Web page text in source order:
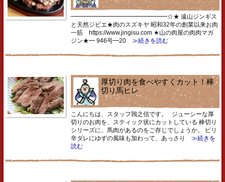
━━━━━━━━━━━━━━━━☆★ 遠山ジンギス
と天然ジビエ★肉のスズキヤ 昭和32年の創業以来お肉
一筋 https://www.jingisu.com ★山の肉屋の肉肉マガ
ジン★━ 946号━20 ≫続きを読む
厚切り肉を食べやすくカット！棒
切り馬ヒレ
こんにちは、スタッフ鶉之信です。 ジューシーな厚
切りのお肉を、スティック状にカットしている 棒切り
シリーズに、馬肉があるのをご存じでしょうか。 ピリ
辛ダレにゆずの風味も加わって、あっさり
≫続きを
読む